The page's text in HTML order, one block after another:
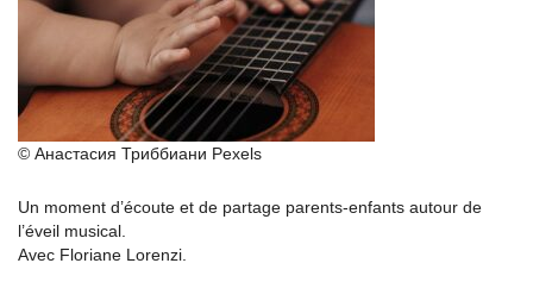
© Анастасия Триббиани Pexels
Un moment d’écoute et de partage parents-enfants autour de
l’éveil musical.
Avec Floriane Lorenzi.